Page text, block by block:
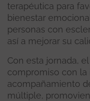
terapéutica para
bienestar
personas con
así a mejorar su
Con esta jornada,
compromiso con la
acompañamiento
múltiple,